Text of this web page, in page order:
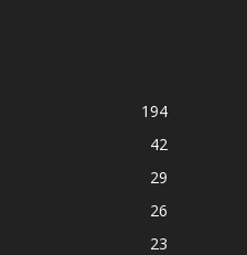
194
42
29
26
23